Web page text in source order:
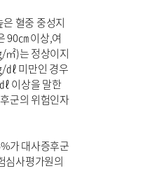
혈중 중성지
90㎝ 이상,여
㎡)는 정상이지
㎗ 미만인 경우
이상을 말한
군의 위험인자
가 대사증후군
심사평가원의